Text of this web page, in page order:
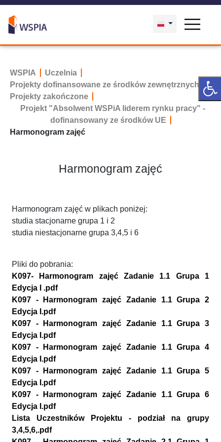
WSPIA
Uczelnia
Projekty dofinansowane ze środków zewnętrznych
Projekty zakończone
Projekt "Absolwent WSPiA liderem rynku pracy" -
dofinansowany ze środków UE
Harmonogram zajęć
Harmonogram zajęć
Harmonogram zajęć w plikach poniżej:
studia stacjonarne grupa 1 i 2
studia niestacjonarne grupa 3,4,5 i 6
Pliki do pobrania:
K097- Harmonogram zajęć Zadanie 1.1 Grupa 1
Edycja I .pdf
K097 - Harmonogram zajęć Zadanie 1.1 Grupa 2
Edycja I.pdf
K097 - Harmonogram zajęć Zadanie 1.1 Grupa 3
Edycja I.pdf
K097 - Harmonogram zajęć Zadanie 1.1 Grupa 4
Edycja I.pdf
K097 - Harmonogram zajęć Zadanie 1.1 Grupa 5
Edycja I.pdf
K097 - Harmonogram zajęć Zadanie 1.1 Grupa 6
Edycja I.pdf
Lista Uczestników Projektu - podział na grupy
3,4,5,6,.pdf